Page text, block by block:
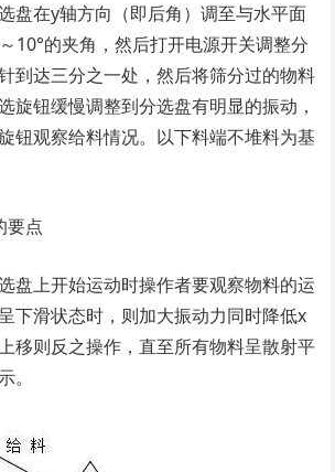
盘在y轴方向（即后角）调至与水平面
10°的夹角，然后打开电源开关调整分
到达三分之一处，然后将筛分过的物料
旋钮缓慢调整到分选盘有明显的振动，
钮观察给料情况。以下料端不堆料为基
要点
盘上开始运动时操作者要观察物料的运
下滑状态时，则加大振动力同时降低x
移则反之操作，直至所有物料呈散射平
。